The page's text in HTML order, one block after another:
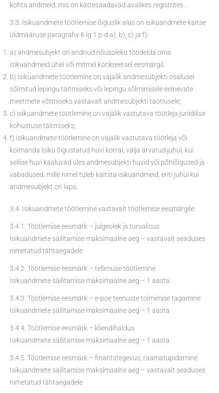
kohta andmeid, mis on kättesaadavad avalikes registrites.
3.3. Isikuandmete töötlemise õiguslik alus on isikuandmete kaitse
üldmääruse paragrahv 6 lg 1 p-d a), b), c) ja f):
a) andmesubjekt on andnud nõusoleku töödelda oma
isikuandmeid ühel või mitmel konkreetsel eesmärgil;
b) isikuandmete töötlemine on vajalik andmesubjekti osalusel
sõlmitud lepingu täitmiseks või lepingu sõlmimisele eelnevate
meetmete võtmiseks vastavalt andmesubjekti taotlusele;
c) isikuandmete töötlemine on vajalik vastutava töötleja juriidilise
kohustuse täitmiseks;
f) isikuandmete töötlemine on vajalik vastutava töötleja või
kolmanda isiku õigustatud huvi korral, välja arvatud juhul, kui
sellise huvi kaaluvad üles andmesubjekti huvid või põhiõigused ja -
vabadused, mille nimel tuleb kaitsta isikuandmeid, eriti juhul kui
andmesubjekt on laps.
3.4. Isikuandmete töötlemine vastavalt töötlemise eesmärgile:
3.4.1. Töötlemise eesmärk – julgeolek ja turvalisus
Isikuandmete säilitamise maksimaalne aeg – vastavalt seaduses
nimetatud tähtaegadele
3.4.2. Töötlemise eesmärk – tellimuse töötlemine
Isikuandmete säilitamise maksimaalne aeg – 1 aasta
3.4.3. Töötlemise eesmärk – e-poe teenuste toimimise tagamine
Isikuandmete säilitamise maksimaalne aeg – 1 aasta
3.4.4. Töötlemise eesmärk – kliendihaldus
Isikuandmete säilitamise maksimaalne aeg – 1 aasta
3.4.5. Töötlemise eesmärk – finantstegevus, raamatupidamine
Isikuandmete säilitamise maksimaalne aeg – vastavalt seaduses
nimetatud tähtaegadele